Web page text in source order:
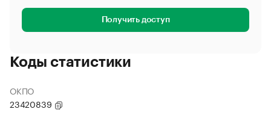
Получить доступ
Коды статистики
ОКПО
23420839